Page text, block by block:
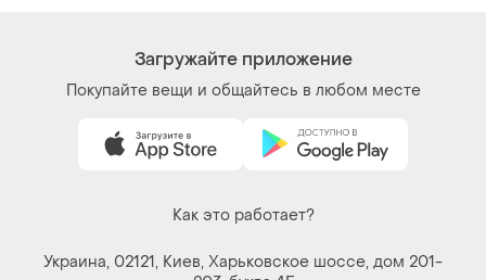
Загружайте приложение
Покупайте вещи и общайтесь в любом месте
Как это работает?
Украина, 02121, Киев, Харьковское шоссе, дом 201-